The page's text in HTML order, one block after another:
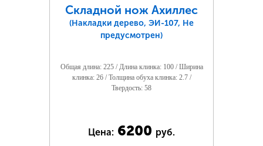
Складной нож Ахиллес
(Накладки дерево, ЭИ-107, Не
предусмотрен)
Общая длина: 225 / Длина клинка: 100 / Ширина
клинка: 26 / Толщина обуха клинка: 2.7 /
Твердость: 58
Цена: 6200 руб.